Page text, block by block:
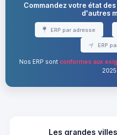
Commandez votre état
d'autres
ERP par adresse
ERP
Nos ERP sont conformes aux
Les grandes